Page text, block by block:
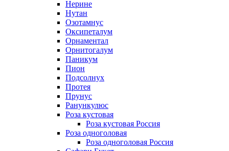
Нерине
Нутан
Озотамнус
Оксипеталум
Орнаментал
Орнитогалум
Паникум
Пион
Подсолнух
Протея
Прунус
Ранункулюс
Роза кустовая
Роза кустовая Россия
Роза одноголовая
Роза одноголовая Россия